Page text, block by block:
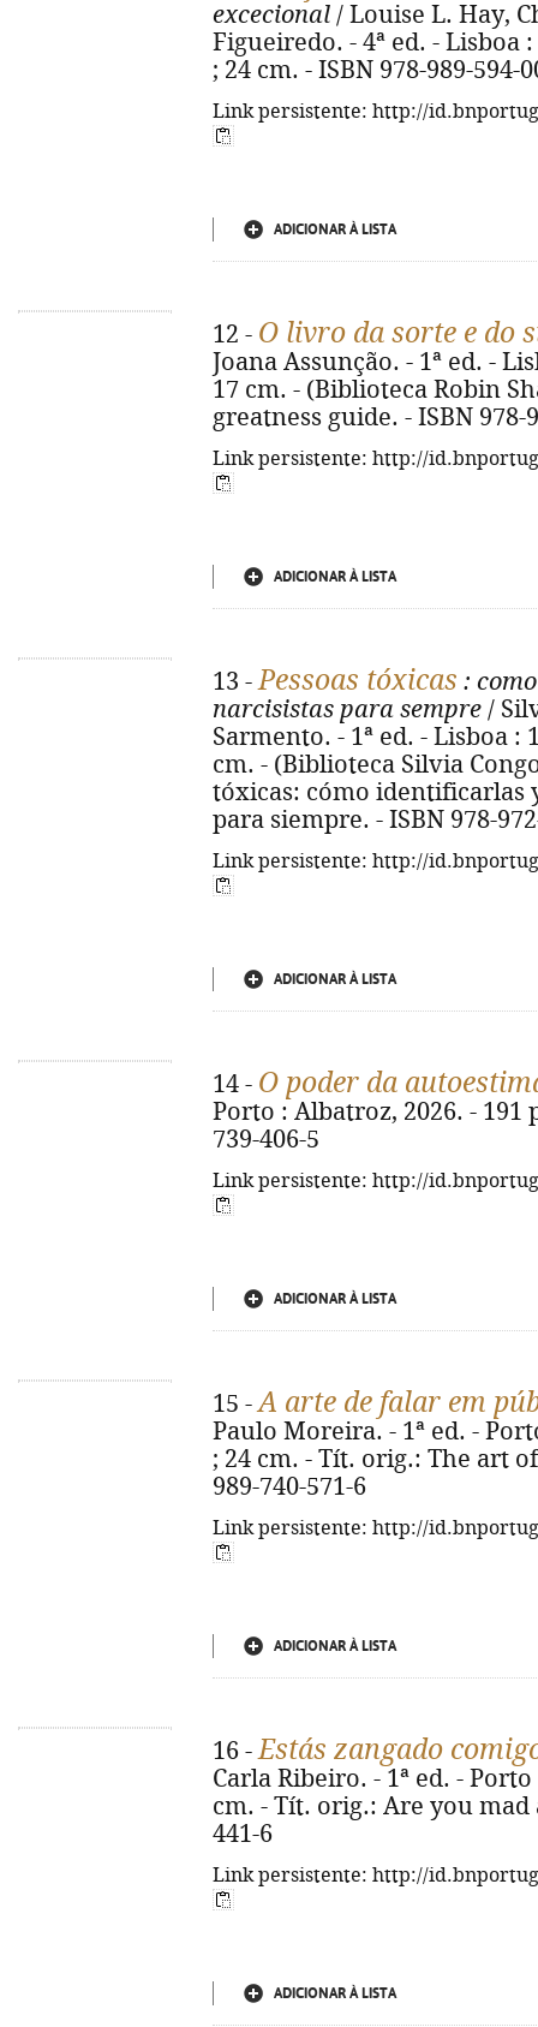
excecional / Louise L. Hay,
Figueiredo. - 4ª ed. - Lisboa
; 24 cm. - ISBN 978-989-594-
Link persistente: http://
ADICIONAR À LISTA
12 - O livro da sorte e do
Joana Assunção. - 1ª ed. -
17 cm. - (Biblioteca Robin
greatness guide. - ISBN 978-
Link persistente: http://
ADICIONAR À LISTA
13 -Pessoas tóxicas :
narcisistas para sempre /
Sarmento. - 1ª ed. - Lisboa :
cm. - (Biblioteca Silvia
tóxicas: cómo identificarlas
para siempre. - ISBN 978-
Link persistente: http://
ADICIONAR À LISTA
14 - O poder da
Porto : Albatroz, 2026. - 191
739-406-5
Link persistente: http://
ADICIONAR À LISTA
15 -A arte de falar em
Paulo Moreira. - 1ª ed. -
; 24 cm. - Tít. orig.: The art
989-740-571-6
Link persistente: http://
ADICIONAR À LISTA
16 -Estás zangado
Carla Ribeiro. - 1ª ed. -
cm. - Tít. orig.: Are you mad
441-6
Link persistente: http://
ADICIONAR À LISTA